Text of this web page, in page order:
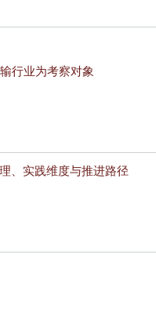
行业为考察对象
、实践维度与推进路径